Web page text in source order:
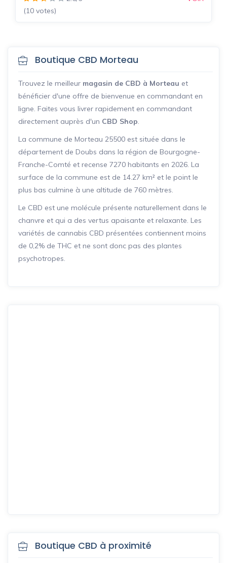
Boutique CBD Morteau
Trouvez le meilleur magasin de CBD à Morteau et
bénéficier d'une offre de bienvenue en commandant en
ligne. Faites vous livrer rapidement en commandant
directement auprès d'un CBD Shop
La commune de Morteau 25500 est située dans le
département de Doubs dans la région de Bourgogne-
Franche-Comté et recense 7270 habitants en 2026. La
surface de la commune est de 14.27 km² et le point le
plus bas culmine à une altitude de 760 mètres.
Le CBD est une molécule présente naturellement dans le
chanvre et qui a des vertus apaisante et relaxante. Les
variétés de cannabis CBD présentées contiennent moins
de 0,2% de THC et ne sont donc pas des plantes
psychotropes.
Boutique CBD à proximité
(10 votes)